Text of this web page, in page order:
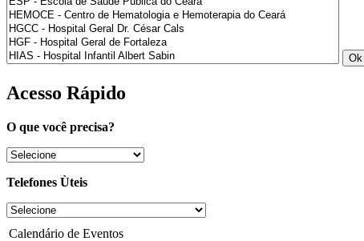
Acesso Rápido
O que você precisa?
Telefones Ùteis
Calendário de Eventos